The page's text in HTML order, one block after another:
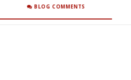
BLOG COMMENTS